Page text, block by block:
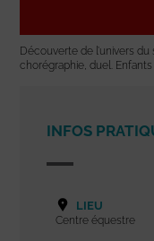
Découverte de l’univers
chorégraphie, duel. Enfants
INFOS
LIEU
Centre équestre